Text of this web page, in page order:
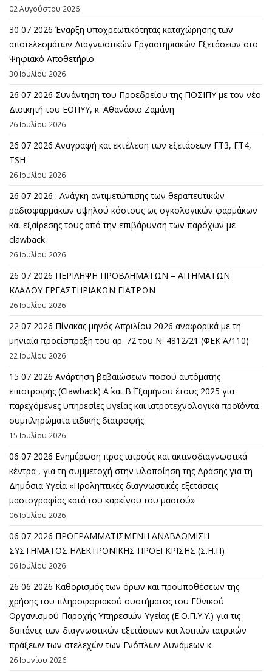
02 Αυγούστου 2026
30 07 2026 Έναρξη υποχρεωτικότητας καταχώρησης των
αποτελεσμάτων Διαγνωστικών Εργαστηριακών Εξετάσεων στο
Ψηφιακό Αποθετήριο
30 Ιουλίου 2026
26 07 2026 Συνάντηση του Προεδρείου της ΠΟΣΙΠΥ με τον νέο
Διοικητή του ΕΟΠΥΥ, κ. Αθανάσιο Ζαμάνη
26 Ιουλίου 2026
26 07 2026 Αναγραφή και εκτέλεση των εξετάσεων FT3, FT4,
TSH
26 Ιουλίου 2026
26 07 2026 : Ανάγκη αντιμετώπισης των θεραπευτικών
ραδιοφαρμάκων υψηλού κόστους ως ογκολογικών φαρμάκων
και εξαίρεσής τους από την επιβάρυνση των παρόχων με
clawback.
26 Ιουλίου 2026
26 07 2026 ΠΕΡΙΛΗΨΗ ΠΡΟΒΛΗΜΑΤΩΝ – ΑΙΤΗΜΑΤΩΝ
ΚΛΑΔΟΥ ΕΡΓΑΣΤΗΡΙΑΚΩΝ ΓΙΑΤΡΩΝ
26 Ιουλίου 2026
22 07 2026 Πίνακας μηνός Απριλίου 2026 αναφορικά με τη
μηνιαία προείσπραξη του αρ. 72 του Ν. 4812/21 (ΦΕΚ Α΄/110)
22 Ιουλίου 2026
15 07 2026 Ανάρτηση βεβαιώσεων ποσού αυτόματης
επιστροφής (Clawback) A΄ και Β΄ Εξαμήνου έτους 2025 για
παρεχόμενες υπηρεσίες υγείας και ιατροτεχνολογικά προϊόντα-
συμπληρώματα ειδικής διατροφής.
15 Ιουλίου 2026
06 07 2026 Eνημέρωση προς ιατρούς και ακτινοδιαγνωστικά
κέντρα , για τη συμμετοχή στην υλοποίηση της Δράσης για τη
Δημόσια Υγεία «Προληπτικές διαγνωστικές εξετάσεις
μαστογραφίας κατά του καρκίνου του μαστού»
06 Ιουλίου 2026
06 07 2026 ΠΡΟΓΡΑΜΜΑΤΙΣΜΕΝΗ ΑΝΑΒΑΘΜΙΣΗ
ΣΥΣΤΗΜΑΤΟΣ ΗΛΕΚΤΡΟΝΙΚΗΣ ΠΡΟΕΓΚΡΙΣΗΣ (Σ.Η.Π)
06 Ιουλίου 2026
26 06 2026 Καθορισμός των όρων και προϋποθέσεων της
χρήσης του πληροφοριακού συστήματος του Εθνικού
Οργανισμού Παροχής Υπηρεσιών Υγείας (Ε.Ο.Π.Υ.Υ.) για τις
δαπάνες των διαγνωστικών εξετάσεων και λοιπών ιατρικών
πράξεων των στελεχών των Ενόπλων Δυνάμεων κ
26 Ιουνίου 2026